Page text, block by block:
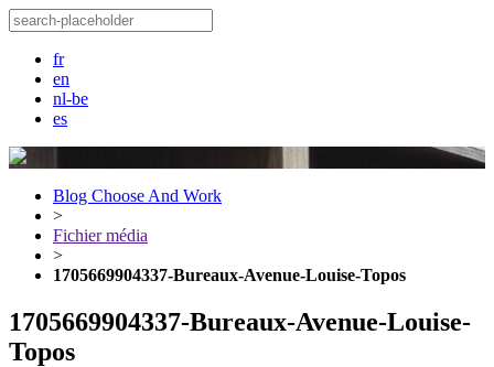
fr
en
nl-be
es
Blog Choose And Work
>
Fichier média
>
1705669904337-Bureaux-Avenue-Louise-Topos
1705669904337-Bureaux-Avenue-Louise-
Topos